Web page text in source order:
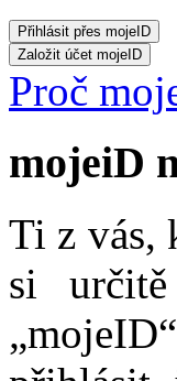
Proč
mojeiD
Ti z vás,
si